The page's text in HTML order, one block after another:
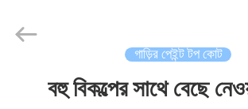
Chemical
গাড়ির পেইন্ট টপ কোট
বহু বিকল্পের সাথে বেছে